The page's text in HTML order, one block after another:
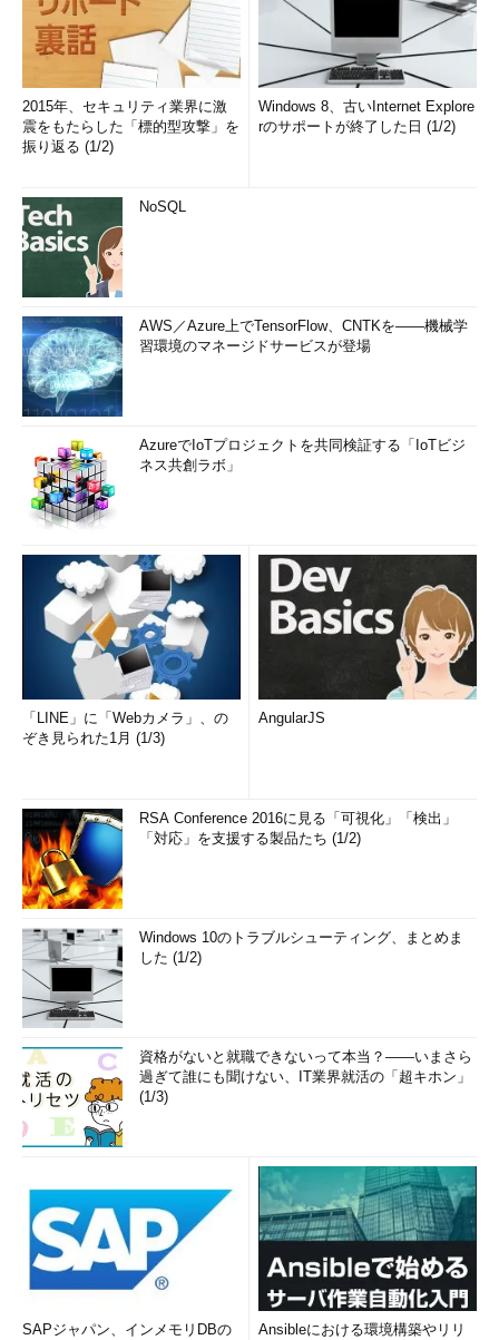
2015年、セキュリティ業界に激
震をもたらした「標的型攻撃」を
振り返る (1/2)
Windows 8、古いInternet Explore
rのサポートが終了した日 (1/2)
NoSQL
AWS／Azure上でTensorFlow、CNTKを――機械学
習環境のマネージドサービスが登場
AzureでIoTプロジェクトを共同検証する「IoTビジ
ネス共創ラボ」
「LINE」に「Webカメラ」、の
ぞき見られた1月 (1/3)
AngularJS
RSA Conference 2016に見る「可視化」「検出」
「対応」を支援する製品たち (1/2)
Windows 10のトラブルシューティング、まとめま
した (1/2)
資格がないと就職できないって本当？――いまさら
過ぎて誰にも聞けない、IT業界就活の「超キホン」
(1/3)
SAPジャパン、インメモリDBの
Ansibleにおける環境構築やリリ